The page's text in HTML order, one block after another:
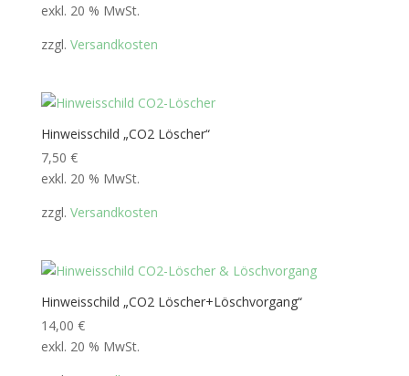
exkl. 20 % MwSt.
zzgl. Versandkosten
Hinweisschild „CO2 Löscher“
7,50 €
exkl. 20 % MwSt.
zzgl. Versandkosten
Hinweisschild „CO2 Löscher+Löschvorgang“
14,00 €
exkl. 20 % MwSt.